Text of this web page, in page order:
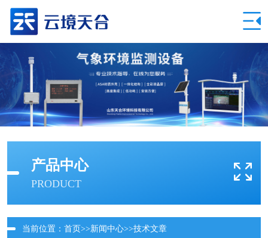
产品中心
PRODUCT
当前位置： 首页>>新闻中心>>技术文章